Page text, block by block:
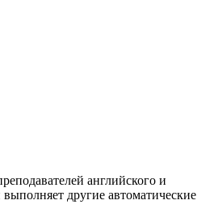
английского и
другие автоматические